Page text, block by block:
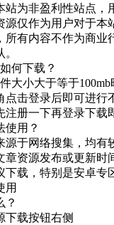
站为非盈利性站点，
源仅作为用户对于本
所有内容不作为商业
何下载？
大小大于等于
点击登录后即可进行
注册一下再登录下载
使用？
源于网络搜集，均有
章资源发布或更新时
下载，特别是安卓专
用
？
下载按钮右侧